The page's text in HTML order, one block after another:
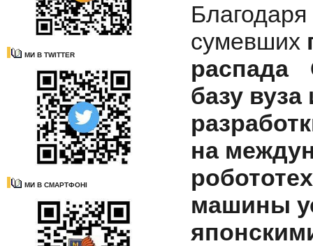
МИ В TWITTER
МИ В СМАРТФОНІ
сумевших
распада
базу
на
машины